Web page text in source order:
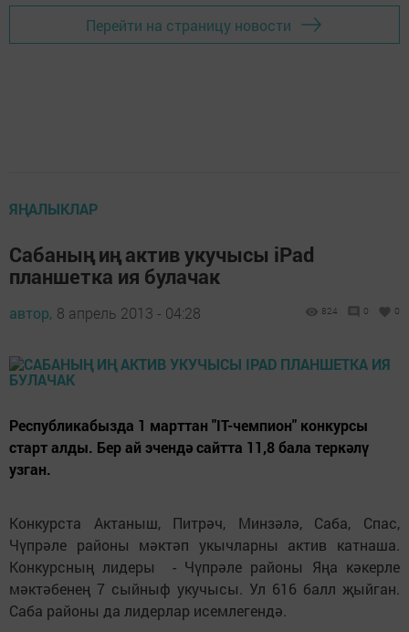
Перейти на страницу новости
ЯҢАЛЫКЛАР
Сабаның иң актив укучысы iPad
планшетка ия булачак
автор, 8 апрель 2013 - 04:28 824 0 0
Республикабызда 1 марттан "IT-чемпион" конкурсы
старт алды. Бер ай эчендә сайтта 11,8 бала теркәлү
узган.
Конкурста Актаныш, Питрәч, Минзәлә, Саба, Спас,
Чүпрәле районы мәктәп укычларны актив катнаша.
Конкурсның лидеры ­ - Чүпрәле районы Яңа кәкерле
мәктәбенең 7 сыйныф укучысы. Ул 616 балл җыйган.
Саба районы да лидерлар исемлегендә.